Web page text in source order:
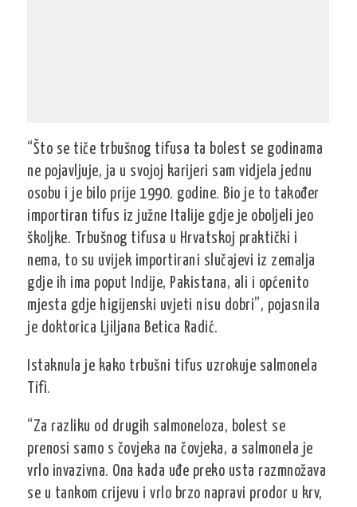
“Što se tiče trbušnog tifusa ta bolest se godinama
ne pojavljuje, ja u svojoj karijeri sam vidjela jednu
osobu i je bilo prije 1990. godine. Bio je to također
importiran tifus iz južne Italije gdje je oboljeli jeo
školjke. Trbušnog tifusa u Hrvatskoj praktički i
nema, to su uvijek importirani slučajevi iz zemalja
gdje ih ima poput Indije, Pakistana, ali i općenito
mjesta gdje higijenski uvjeti nisu dobri”, pojasnila
je doktorica Ljiljana Betica Radić.
Istaknula je kako trbušni tifus uzrokuje salmonela
Tifi.
“Za razliku od drugih salmoneloza, bolest se
prenosi samo s čovjeka na čovjeka, a salmonela je
vrlo invazivna. Ona kada uđe preko usta razmnožava
se u tankom crijevu i vrlo brzo napravi prodor u krv,